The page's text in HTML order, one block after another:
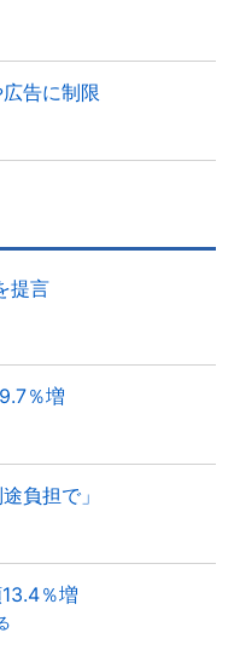
告に制限
提言
％増
負担で」
％増